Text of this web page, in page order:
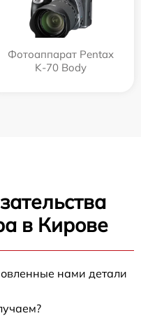
Фотоаппарат Pentax
K-70 Body
в Кирове
нами детали